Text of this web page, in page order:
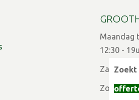
Maandag
12:30 - 19u
Zaterdag:
Zon- en
Zoekt